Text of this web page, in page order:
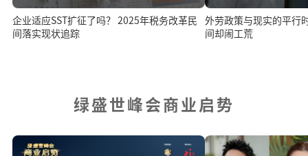
企业适应SST扩征了吗？ 2025年税务改革民
间落实现状追踪
外劳政策与现实的平行
间却闹工荒
绿盛世峰会商业启势